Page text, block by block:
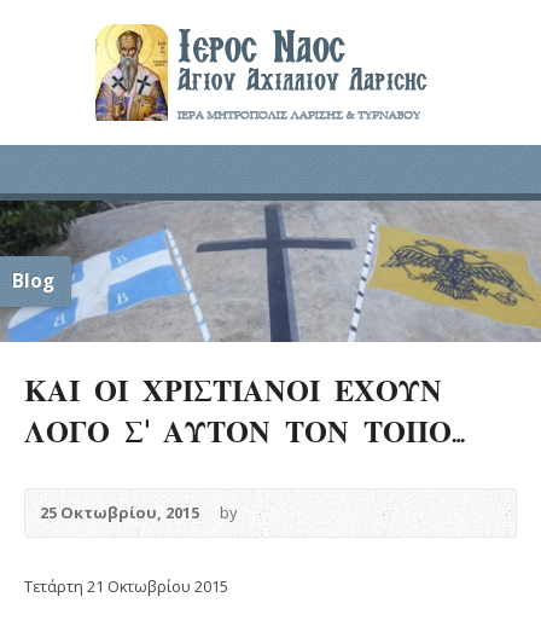
Blog
ΚΑΙ ΟΙ ΧΡΙΣΤΙΑΝΟΙ ΕΧΟΥΝ
ΛΟΓΟ Σ’ ΑΥΤΟΝ ΤΟΝ ΤΟΠΟ…
25 Οκτωβρίου, 2015 by
Τετάρτη 21 Οκτωβρίου 2015